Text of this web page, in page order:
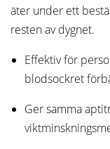
äter under ett
resten av dygnet.
Effektiv för
blodsockret
Ger samma